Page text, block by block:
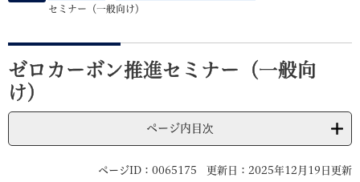
セミナー（一般向け）
本
文
ゼロカーボン推進セミナー（一般向
け）
ページ内目次
ページID：0065175 更新日：2025年12月19日更新